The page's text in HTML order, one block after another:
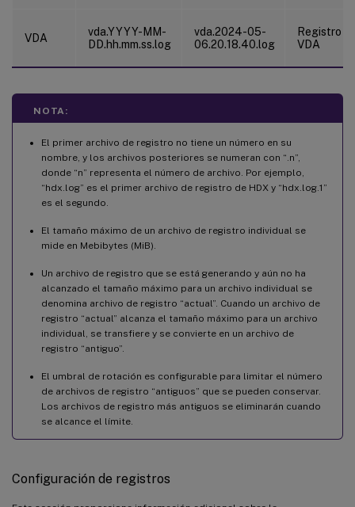
VDA
vda.YYYY-MM-
DD.hh.mm.ss.log
vda.2024-05-
06.20.18.40.log
Registro
VDA
NOTA:
El primer archivo de registro no tiene un número en su
nombre, y los archivos posteriores se numeran con “.n”,
donde “n” representa el número de archivo. Por ejemplo,
“hdx.log” es el primer archivo de registro de HDX y “hdx.log.1”
es el segundo.
El tamaño máximo de un archivo de registro individual se
mide en Mebibytes (MiB).
Un archivo de registro que se está generando y aún no ha
alcanzado el tamaño máximo para un archivo individual se
denomina archivo de registro “actual”. Cuando un archivo de
registro “actual” alcanza el tamaño máximo para un archivo
individual, se transfiere y se convierte en un archivo de
registro “antiguo”.
El umbral de rotación es configurable para limitar el número
de archivos de registro “antiguos” que se pueden conservar.
Los archivos de registro más antiguos se eliminarán cuando
se alcance el límite.
Configuración de registros